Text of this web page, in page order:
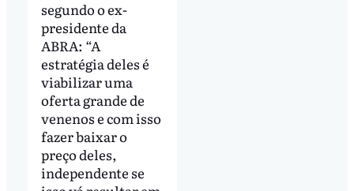
segundo o ex-
presidente da
ABRA: “A
estratégia deles é
viabilizar uma
oferta grande de
venenos e com isso
fazer baixar o
preço deles,
independente se